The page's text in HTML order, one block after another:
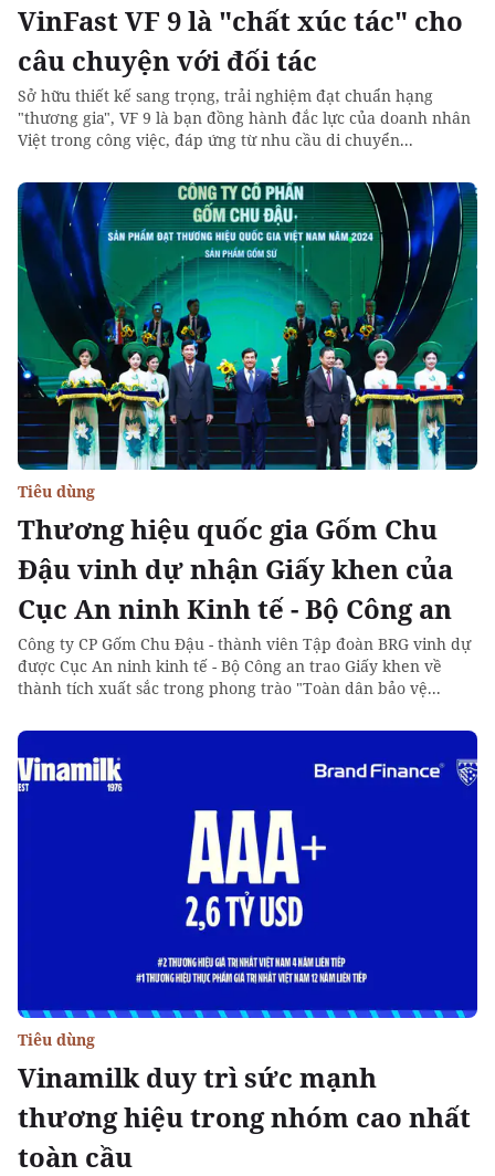
VinFast VF 9 là "chất xúc tác" cho
câu chuyện với đối tác
Sở hữu thiết kế sang trọng, trải nghiệm đạt chuẩn hạng
"thương gia", VF 9 là bạn đồng hành đắc lực của doanh nhân
Việt trong công việc, đáp ứng từ nhu cầu di chuyển...
Thương hiệu quốc gia Gốm Chu
Đậu vinh dự nhận Giấy khen của
Cục An ninh Kinh tế - Bộ Công an
Tiêu dùng
Công ty CP Gốm Chu Đậu - thành viên Tập đoàn BRG vinh dự
được Cục An ninh kinh tế - Bộ Công an trao Giấy khen về
thành tích xuất sắc trong phong trào "Toàn dân bảo vệ...
Vinamilk duy trì sức mạnh
thương hiệu trong nhóm cao nhất
toàn cầu
Tiêu dùng